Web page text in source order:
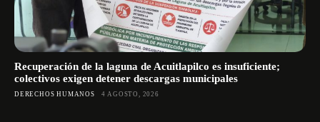
Recuperación de la laguna de Acuitlapilco es insuficiente;
colectivos exigen detener descargas municipales
DERECHOS HUMANOS 4 AGOSTO, 2026